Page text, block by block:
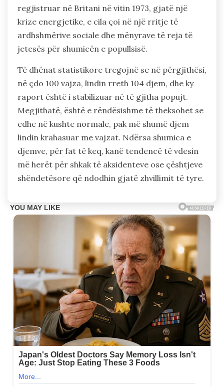
regjistruar në Britani në vitin 1973, gjatë një
krize energjetike, e cila çoi në një rritje të
ardhshmërive sociale dhe mënyrave të reja të
jetesës për shumicën e popullsisë.
Të dhënat statistikore tregojnë se në përgjithësi,
në çdo 100 vajza, lindin rreth 104 djem, dhe ky
raport është i stabilizuar në të gjitha popujt.
Megjithatë, është e rëndësishme të theksohet se
edhe në kushte normale, pak më shumë djem
lindin krahasuar me vajzat. Ndërsa shumica e
djemve, për fat të keq, kanë tendencë të vdesin
më herët për shkak të aksidenteve ose çështjeve
shëndetësore që ndodhin gjatë zhvillimit të tyre.